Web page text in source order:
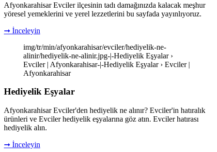
Afyonkarahisar Evciler ilçesinin tadı damağınızda kalacak meşhur
yöresel yemeklerini ve yerel lezzetlerini bu sayfada yayınlıyoruz.
➞ İnceleyin
img/tr/min/afyonkarahisar/evciler/hediyelik-ne-
alinir/hediyelik-ne-alinir.jpg-|-Hediyelik Eşyalar ›
Evciler | Afyonkarahisar-|-Hediyelik Eşyalar › Evciler |
Afyonkarahisar
Hediyelik Eşyalar
Afyonkarahisar Evciler'den hediyelik ne alınır? Evciler'in hatıralık
ürünleri ve Evciler hediyelik eşyalarına göz atın. Evciler hatırası
hediyelik alın.
➞ İnceleyin